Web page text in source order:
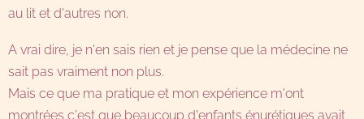
au lit et d'autres non.
A vrai dire, je n'en sais rien et je pense que la médecine ne
sait pas vraiment non plus.
Mais ce que ma pratique et mon expérience m'ont
montrées c'est que beaucoup d'enfants énurétiques avait